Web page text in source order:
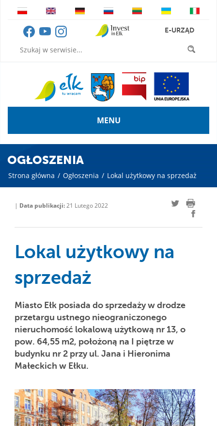
E-URZĄD
MENU
OGŁOSZENIA
Strona główna / Ogłoszenia / Lokal użytkowy na sprzedaż
| Data publikacji:21 Lutego 2022
Lokal użytkowy na
sprzedaż
Miasto Ełk posiada do sprzedaży w drodze
przetargu ustnego nieograniczonego
nieruchomość lokalową użytkową nr 13, o
pow. 64,55 m2, położoną na I piętrze w
budynku nr 2 przy ul. Jana i Hieronima
Małeckich w Ełku.